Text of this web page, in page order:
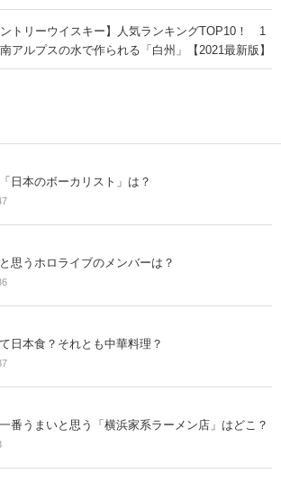
ントリーウイスキー】人気ランキングTOP10！ 1
アルプスの水で作られる「白州」【2021最新版】
日本のボーカリスト」は？
思うホロライブのメンバーは？
日本食？それとも中華料理？
番うまいと思う「横浜家系ラーメン店」はどこ？